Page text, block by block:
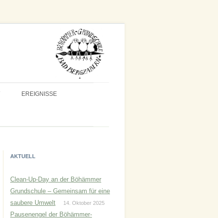
EREIGNISSE
AKTUELL
Clean-Up-Day an der Böhämmer
Grundschule – Gemeinsam für eine
saubere Umwelt
14. Oktober 2025
Pausenengel der Böhämmer-